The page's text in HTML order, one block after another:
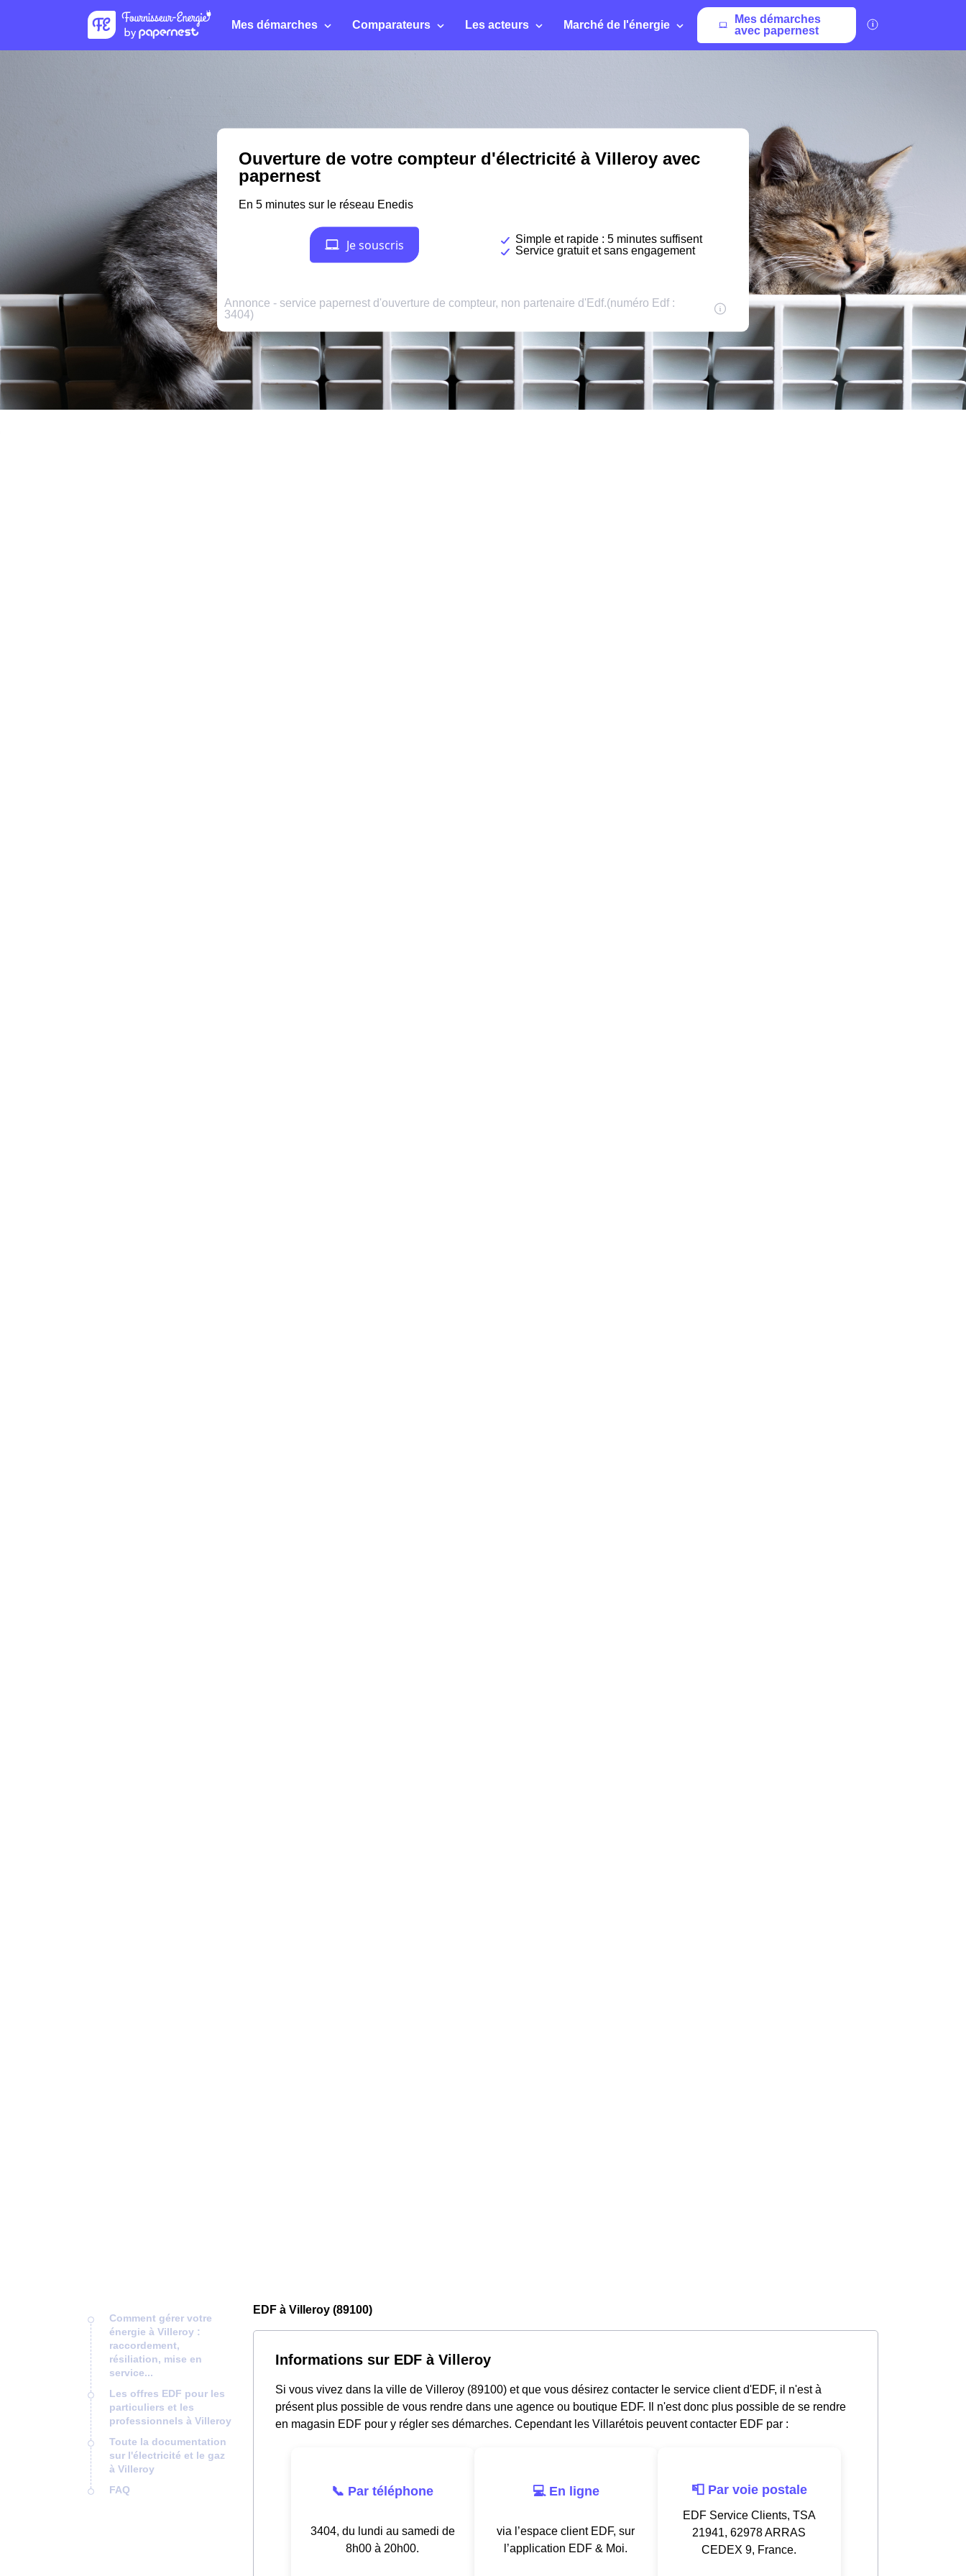
Mes démarches Comparateurs Les acteurs Marché de l'énergie
Mes démarches
avec papernest
Comment gérer votre
énergie à Villeroy :
raccordement,
résiliation, mise en
service...
Les offres EDF pour les
particuliers et les
professionnels à Villeroy
Toute la documentation
sur l'électricité et le gaz
à Villeroy
FAQ
EDF à Villeroy (89100)
Informations sur EDF à Villeroy
Si vous vivez dans la ville de Villeroy (89100) et que vous désirez contacter le service client d'EDF, il n'est à
présent plus possible de vous rendre dans une agence ou boutique EDF. Il n'est donc plus possible de se rendre
en magasin EDF pour y régler ses démarches. Cependant les Villarétois peuvent contacter EDF par :
📞 Par téléphone
3404, du lundi au samedi de
8h00 à 20h00.
💻 En ligne
via l’espace client EDF, sur
l’application EDF & Moi.
📮 Par voie postale
EDF Service Clients, TSA
21941, 62978 ARRAS
CEDEX 9, France.